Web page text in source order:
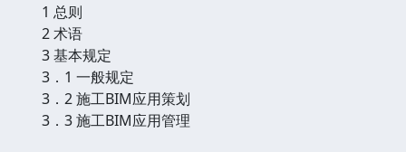
1 总则
2 术语
3 基本规定
3．1 一般规定
3．2 施工BIM应用策划
3．3 施工BIM应用管理